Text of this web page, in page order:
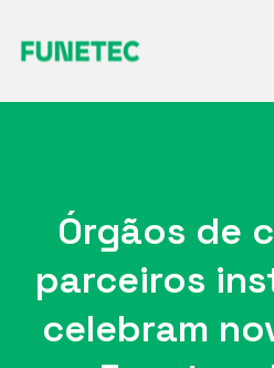
Órgãos de
parceiros
celebram